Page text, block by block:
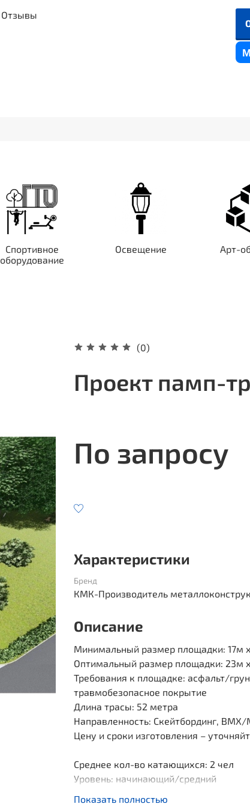
Отзывы
M
Спортивное
оборудование
Освещение Арт-
(0)
Проект памп-
По запросу
Характеристики
Бренд
КМК-Производитель
Описание
Минимальный размер площадки: 17м
Оптимальный размер площадки: 23м
Требования к площадке: асфальт/
травмобезопасное покрытие
Длина трасы: 52 метра
Направленность: Скейтбординг,
Цену и сроки изготовления –
Среднее кол-во катающихся: 2 чел
Уровень: начинающий/средний
Показать полностью